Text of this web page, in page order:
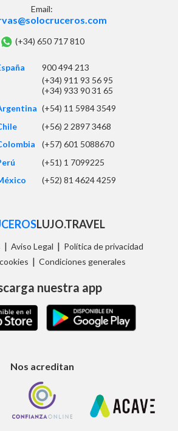
Email:
(+34) 650 717 810
900 494 213
(+34) 911 93 56 95
(+34) 933 90 31 65
(+54) 11 5984 3549
(+56) 2 2897 3468
(+57) 601 5088670
(+51) 1 7099225
(+52) 81 4624 4259
LUJO.TRAVEL
| Aviso Legal | Política de privacidad
| Condiciones generales
nuestra app
Nos acreditan